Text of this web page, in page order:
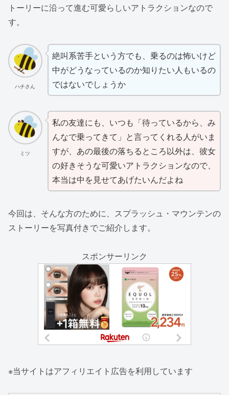
トーリーに沿って進む可愛らしいアトラクションなので
す。
ハチさん
絶叫系苦手という方でも、乗るのは怖いけど
中がどうなっているのか知りたい人もいるの
ではないでしょうか
ミツ
私の友達にも、いつも「待っているから、み
んなで乗ってきて」と言ってくれる人がいま
すが、あの最後の落ちるところ以外は、彼女
の好きそうな可愛いアトラクションなので、
本当は中を見せてあげたいんだよね
今回は、そんな方のために、スプラッシュ・マウンテンの
ストーリーを写真付きでご紹介します。
スポンサーリンク
※当サイトはアフィリエイト広告を利用しています